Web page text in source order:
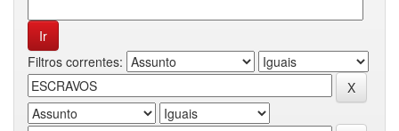
Filtros correntes: